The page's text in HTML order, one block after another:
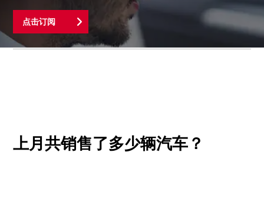
点击订阅
上月共销售了多少辆汽车？